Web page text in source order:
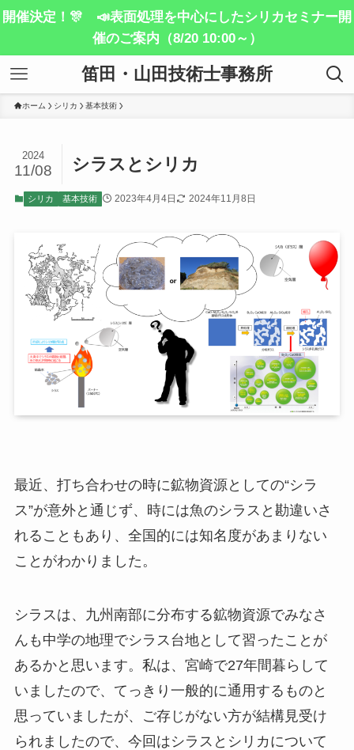
開催決定！🎊 📣表面処理を中心にしたシリカセミナー開
催のご案内（8/20 10:00～）
笛田・山田技術士事務所
ホーム シリカ 基本技術
シラスとシリカ
2024
11/08
シリカ 基本技術 2023年4月4日 2024年11月8日
最近、打ち合わせの時に鉱物資源としての“シラ
ス”が意外と通じず、時には魚のシラスと勘違いさ
れることもあり、全国的には知名度があまりない
ことがわかりました。
シラスは、九州南部に分布する鉱物資源でみなさ
んも中学の地理でシラス台地として習ったことが
あるかと思います。私は、宮崎で27年間暮らして
いましたので、てっきり一般的に通用するものと
思っていましたが、ご存じがない方が結構見受け
られましたので、今回はシラスとシリカについて